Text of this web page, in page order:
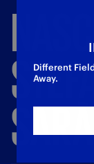
SARÀ
Different
Away.